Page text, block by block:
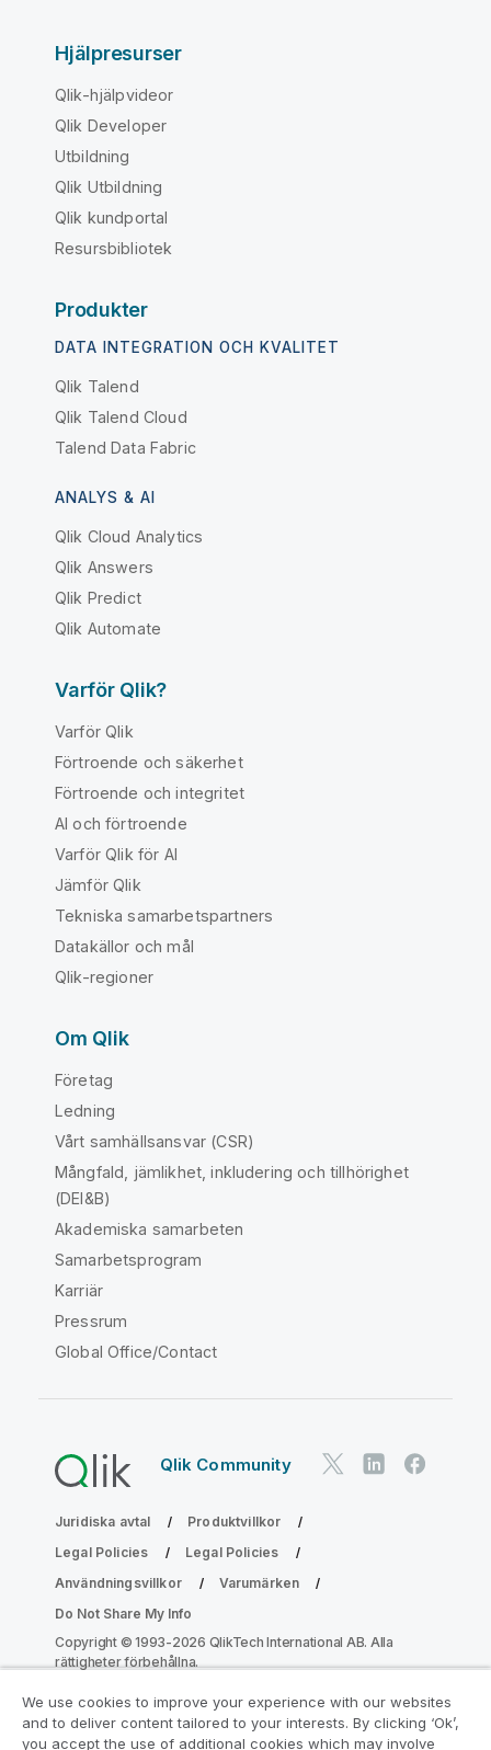
Hjälpresurser
Qlik-hjälpvideor
Qlik Developer
Utbildning
Qlik Utbildning
Qlik kundportal
Resursbibliotek
Produkter
DATA INTEGRATION OCH KVALITET
Qlik Talend
Qlik Talend Cloud
Talend Data Fabric
ANALYS & AI
Qlik Cloud Analytics
Qlik Answers
Qlik Predict
Qlik Automate
Varför Qlik?
Varför Qlik
Förtroende och säkerhet
Förtroende och integritet
AI och förtroende
Varför Qlik för AI
Jämför Qlik
Tekniska samarbetspartners
Datakällor och mål
Qlik-regioner
Om Qlik
Företag
Ledning
Vårt samhällsansvar (CSR)
Mångfald, jämlikhet, inkludering och tillhörighet
(DEI&B)
Akademiska samarbeten
Samarbetsprogram
Karriär
Pressrum
Global Office/Contact
Qlik Community
Juridiska avtal
Produktvillkor
Legal Policies
Legal Policies
Användningsvillkor
Varumärken
Do Not Share My Info
Copyright © 1993-2026 QlikTech International AB. Alla
rättigheter förbehållna.
Gå med i programmet Analytics
We use cookies to improve your experience with our websites
and to deliver content tailored to your interests. By clicking ‘Ok’,
you accept the use of additional cookies which may involve